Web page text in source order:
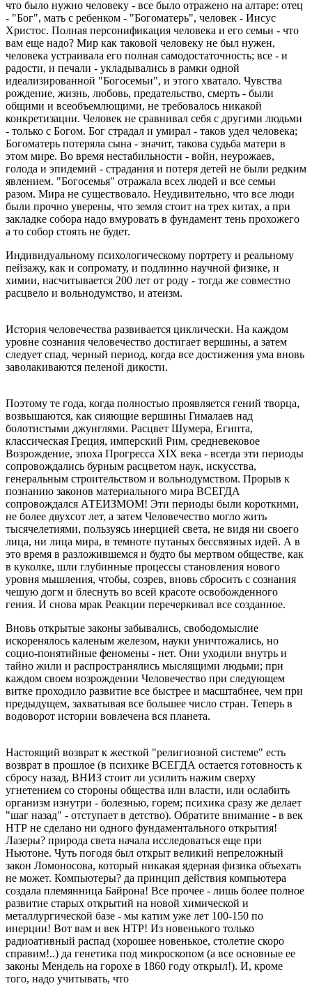
что было нужно человеку - все было отражено на алтаре: отец
- "Бог", мать с ребенком - "Богоматерь", человек - Иисус
Христос. Полная персонификация человека и его семьи - что
вам еще надо? Мир как таковой человеку не был нужен,
человека устраивала его полная самодостаточность; все - и
радости, и печали - укладывались в рамки одной
идеализированной "Богосемьи", и этого хватало. Чувства
рождение, жизнь, любовь, предательство, смерть - были
общими и всеобъемлющими, не требовалось никакой
конкретизации. Человек не сравнивал себя с другими людьми
- только с Богом. Бог страдал и умирал - таков удел человека;
Богоматерь потеряла сына - значит, такова судьба матери в
этом мире. Во время нестабильности - войн, неурожаев,
голода и эпидемий - страдания и потеря детей не были редким
явлением. "Богосемья" отражала всех людей и все семьи
разом. Мира не существовало. Неудивительно, что все люди
были прочно уверены, что земля стоит на трех китах, а при
закладке собора надо вмуровать в фундамент тень прохожего
а то собор стоять не будет.
Индивидуальному психологическому портрету и реальному
пейзажу, как и сопромату, и подлинно научной физике, и
химии, насчитывается 200 лет от роду - тогда же совместно
расцвело и вольнодумство, и атеизм.
История человечества развивается циклически. На каждом
уровне сознания человечество достигает вершины, а затем
следует спад, черный период, когда все достижения ума вновь
заволакиваются пеленой дикости.
Поэтому те года, когда полностью проявляется гений творца,
возвышаются, как сияющие вершины Гималаев над
болотистыми джунглями. Расцвет Шумера, Египта,
классическая Греция, имперский Рим, средневековое
Возрождение, эпоха Прогресса XIX века - всегда эти периоды
сопровождались бурным расцветом наук, искусства,
генеральным строительством и вольнодумством. Прорыв к
познанию законов материального мира ВСЕГДА
сопровождался АТЕИЗМОМ! Эти периоды были короткими,
не более двухсот лет, а затем Человечество могло жить
тысячелетиями, пользуясь инерцией света, не видя ни своего
лица, ни лица мира, в темноте путаных бессвязных идей. А в
это время в разложившемся и будто бы мертвом обществе, как
в куколке, шли глубинные процессы становления нового
уровня мышления, чтобы, созрев, вновь сбросить с сознания
чешую догм и блеснуть во всей красоте освобожденного
гения. И снова мрак Реакции перечеркивал все созданное.
Вновь открытые законы забывались, свободомыслие
искоренялось каленым железом, науки уничтожались, но
социо-понятийные феномены - нет. Они уходили внутрь и
тайно жили и распространялись мыслящими людьми; при
каждом своем возрождении Человечество при следующем
витке проходило развитие все быстрее и масштабнее, чем при
предыдущем, захватывая все большее число стран. Теперь в
водоворот истории вовлечена вся планета.
Настоящий возврат к жесткой "религиозной системе" есть
возврат в прошлое (в психике ВСЕГДА остается готовность к
сбросу назад, ВНИЗ стоит ли усилить нажим сверху
угнетением со стороны общества или власти, или ослабить
организм изнутри - болезнью, горем; психика сразу же делает
"шаг назад" - отступает в детство). Обратите внимание - в век
НТР не сделано ни одного фундаментального открытия!
Лазеры? природа света начала исследоваться еще при
Ньютоне. Чуть погодя был открыт великий непреложный
закон Ломоносова, который никакая ядерная физика объехать
не может. Компьютеры? да принцип действия компьютера
создала племянница Байрона! Все прочее - лишь более полное
развитие старых открытий на новой химической и
металлургической базе - мы катим уже лет 100-150 по
инерции! Вот вам и век НТР! Из новенького только
радиоативный распад (хорошее новенькое, столетие скоро
справим!..) да генетика под микроскопом (а все основные ее
законы Мендель на горохе в 1860 году открыл!). И, кроме
того, надо учитывать, что